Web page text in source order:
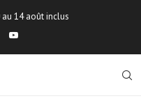
au 14 août inclus